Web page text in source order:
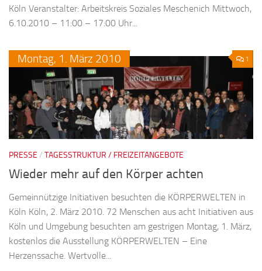
Köln Veranstalter: Arbeitskreis Soziales Meschenich Mittwoch,
6.10.2010 – 11:00 – 17:00 Uhr...
1
Montag, 1. März 2010
PRESSE / TAGESSTRUKTUR / FREIZEITANGEBOTE
Wieder mehr auf den Körper achten
Gemeinnützige Initiativen besuchten die KÖRPERWELTEN in
Köln Köln, 2. März 2010. 72 Menschen aus acht Initiativen aus
Köln und Umgebung besuchten am gestrigen Montag, 1. März,
kostenlos die Ausstellung KÖRPERWELTEN – Eine
Herzenssache. Wertvolle...